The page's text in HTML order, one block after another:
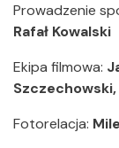
Prowadzenie
Rafał Kowalski
Ekipa filmowa:
Szczechowski,
Fotorelacja: